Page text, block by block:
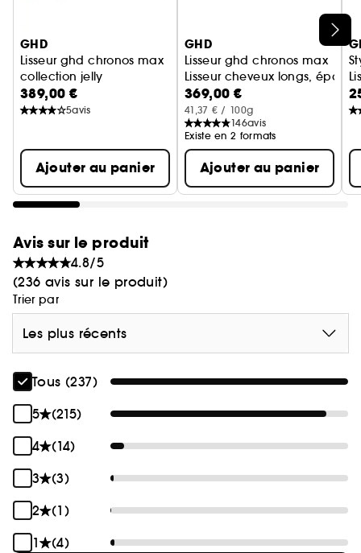
185°C tout au long du coiffage, de la racine à la
durablement tous types de cheveux et respecter
la santé de vos cheveux.
interrogées vs leur lisseur actuel.
**Test technique effectué en laboratoire sur des
cheveux frisés vs des cheveux séchés
***Vs styler® ghd original.
cheveux bruns vs des cheveux séchés
naturellement.
GHD
Lisseur ghd chronos max
collection jelly
389,00 €
5avis
Ajouter au panier
GHD
Lisseur ghd chronos max
Lisseur cheveux longs, épais
369,00 €
41,37 € / 100g
146avis
Existe en 2 formats
Ajouter au panier
Avis sur le produit
4.8/5
(236 avis sur le produit)
Trier par
Les plus récents
Tous (237)
5
(215)
4
(14)
3
(3)
2
(1)
1
(4)